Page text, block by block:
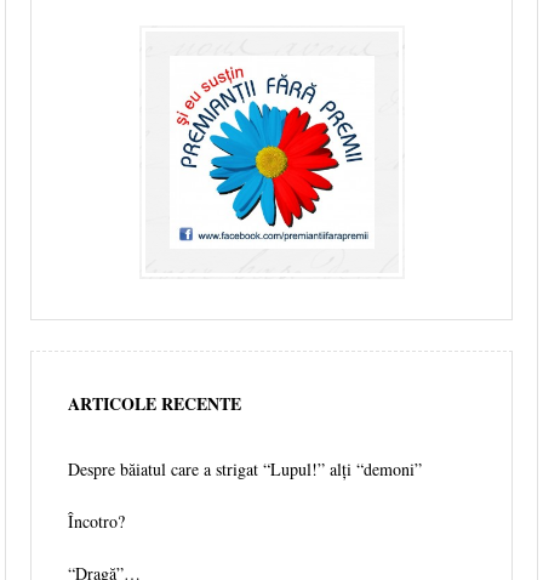
ARTICOLE RECENTE
Despre băiatul care a strigat “Lupul!” alți “demoni”
Încotro?
“Dragă”…